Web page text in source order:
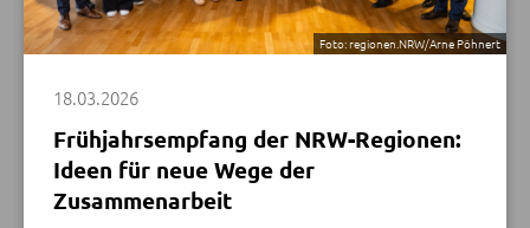
Foto: regionen.NRW/Arne Pöhnert
verband Ruhr; Ulla Thönnissen, Region Aachen
Zweckverband; Christof Sommer,
NRW; Rainer Deppe, Vorsitzender Regionalrat Köln,
Bezirksregierung Düs-seldorf; Jürgen Steinmetz, IHK
Mittlerer Niederrhein; Hubertus Winterberg,
Südwestfalen-Agentur GmbH; Bertram Gaiser, Standort
18.03.2026
Frühjahrsempfang der NRW-Regionen:
Ideen für neue Wege der
Zusammenarbeit